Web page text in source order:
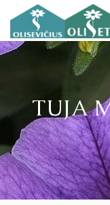
TUJA